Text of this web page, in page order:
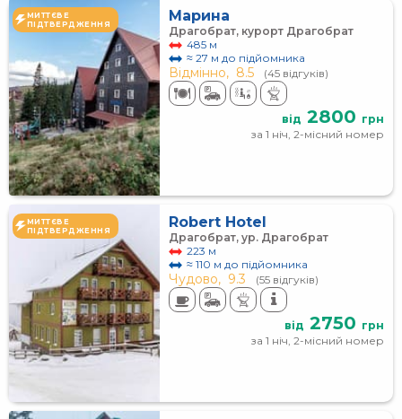
МИТТЄВЕ
ПІДТВЕРДЖЕННЯ
Марина
Драгобрат, курорт Драгобрат
485 м
≈ 27 м до підйомника
Відмінно, 8.5 (45 відгуків)
від 2800 грн
за 1 ніч, 2-місний номер
МИТТЄВЕ
ПІДТВЕРДЖЕННЯ
Robert Hotel
Драгобрат, ур. Драгобрат
223 м
≈ 110 м до підйомника
Чудово, 9.3 (55 відгуків)
від 2750 грн
за 1 ніч, 2-місний номер